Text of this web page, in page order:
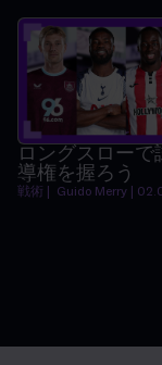
ロングスローで
導権を握ろう
戦術 | Guido Merry |